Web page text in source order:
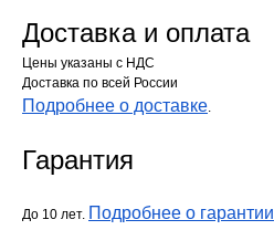
Доставка и оплата
Цены указаны с НДС
Доставка по всей России
Подробнее о доставке.
Гарантия
До 10 лет. Подробнее о гарантии